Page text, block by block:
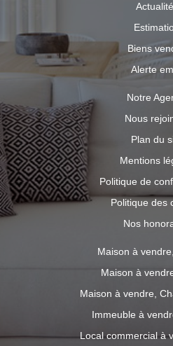
Biens
Alerte
Notre
Nous
Plan du
Mentions
Politique de
Politique des
Nos
Maison à
Maison à
Maison à vendre,
Immeuble à
Local commercial à